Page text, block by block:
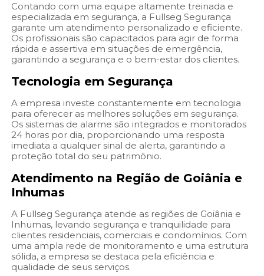
Contando com uma equipe altamente treinada e
especializada em segurança, a Fullseg Segurança
garante um atendimento personalizado e eficiente.
Os profissionais são capacitados para agir de forma
rápida e assertiva em situações de emergência,
garantindo a segurança e o bem-estar dos clientes.
Tecnologia em Segurança
A empresa investe constantemente em tecnologia
para oferecer as melhores soluções em segurança.
Os sistemas de alarme são integrados e monitorados
24 horas por dia, proporcionando uma resposta
imediata a qualquer sinal de alerta, garantindo a
proteção total do seu patrimônio.
Atendimento na Região de Goiânia e
Inhumas
A Fullseg Segurança atende as regiões de Goiânia e
Inhumas, levando segurança e tranquilidade para
clientes residenciais, comerciais e condomínios. Com
uma ampla rede de monitoramento e uma estrutura
sólida, a empresa se destaca pela eficiência e
qualidade de seus serviços.